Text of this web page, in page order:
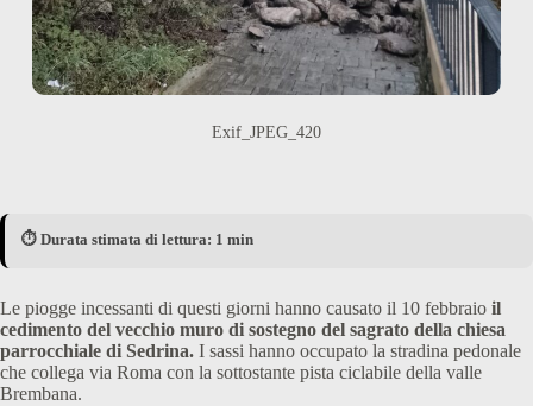
Exif_JPEG_420
⏱️ Durata stimata di lettura: 1 min
Le piogge incessanti di questi giorni hanno causato il 10 febbraio il
cedimento del vecchio muro di sostegno del sagrato della chiesa
parrocchiale di Sedrina. I sassi hanno occupato la stradina pedonale
che collega via Roma con la sottostante pista ciclabile della valle
Brembana.